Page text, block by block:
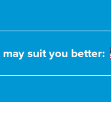
suit you better: